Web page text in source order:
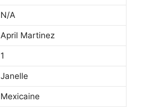
N/A
April Martinez
1
Janelle
Mexicaine